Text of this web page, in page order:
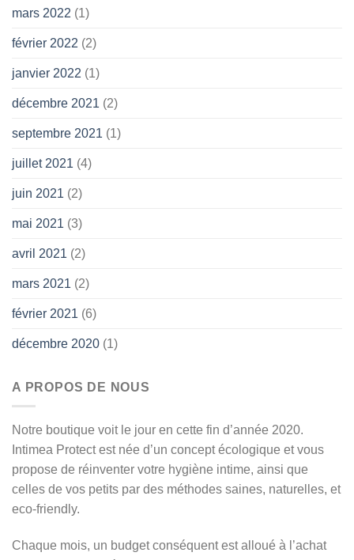
mars 2022 (1)
février 2022 (2)
janvier 2022 (1)
décembre 2021 (2)
septembre 2021 (1)
juillet 2021 (4)
juin 2021 (2)
mai 2021 (3)
avril 2021 (2)
mars 2021 (2)
février 2021 (6)
décembre 2020 (1)
A PROPOS DE NOUS
Notre boutique voit le jour en cette fin d’année 2020.
Intimea Protect est née d’un concept écologique et vous
propose de réinventer votre hygiène intime, ainsi que
celles de vos petits par des méthodes saines, naturelles, et
eco-friendly.
Chaque mois, un budget conséquent est alloué à l’achat